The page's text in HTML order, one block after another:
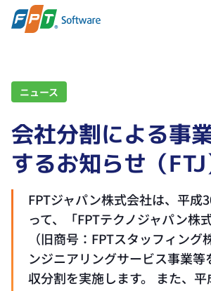
ニュース
会社分割による事
するお知らせ（FTJ
FPTジャパン株式会社は、平成
って、「FPTテクノジャパン株
（旧商号：FPTスタッフィン
ンジニアリングサービス事業等
収分割を実施します。 また、